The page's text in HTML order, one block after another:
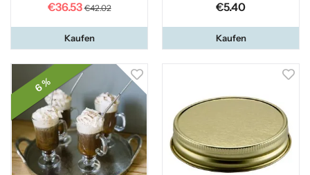
€36.53 €42.02
Kaufen
€5.40
Kaufen
6 %